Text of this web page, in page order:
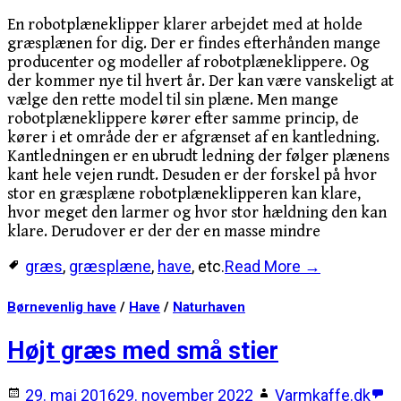
En robotplæneklipper klarer arbejdet med at holde
græsplænen for dig. Der er findes efterhånden mange
producenter og modeller af robotplæneklippere. Og
der kommer nye til hvert år. Der kan være vanskeligt at
vælge den rette model til sin plæne. Men mange
robotplæneklippere kører efter samme princip, de
kører i et område der er afgrænset af en kantledning.
Kantledningen er en ubrudt ledning der følger plænens
kant hele vejen rundt. Desuden er der forskel på hvor
stor en græsplæne robotplæneklipperen kan klare,
hvor meget den larmer og hvor stor hældning den kan
klare. Derudover er der der en masse mindre
græs, græsplæne, have, etc.Read More →
Børnevenlig have / Have / Naturhaven
Højt græs med små stier
29. maj 201629. november 2022 Varmkaffe.dk